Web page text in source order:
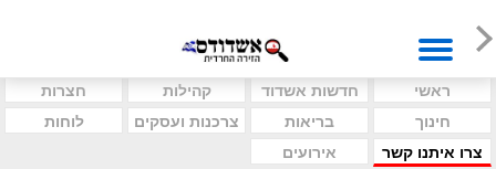
ראשי חדשות אשדוד קהילות
חצרות
חינוך
בריאות צרכנות ועסקים
לוחות
צרו איתנו קשר
אירועים